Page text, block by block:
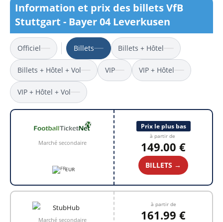
Information et prix des billets VfB
Stuttgart - Bayer 04 Leverkusen
Officiel Billets Billets + Hôtel
Billets + Hôtel + Vol VIP VIP + Hôtel
VIP + Hôtel + Vol
Marché secondaire
EUR
Prix le plus bas
à partir de
149.00 €
BILLETS →
Marché secondaire
à partir de
161.99 €